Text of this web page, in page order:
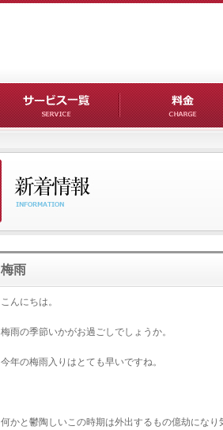
梅雨
こんにちは。
梅雨の季節いかがお過ごしでしょうか。
今年の梅雨入りはとても早いですね。
何かと鬱陶しいこの時期は外出するもの億劫にな